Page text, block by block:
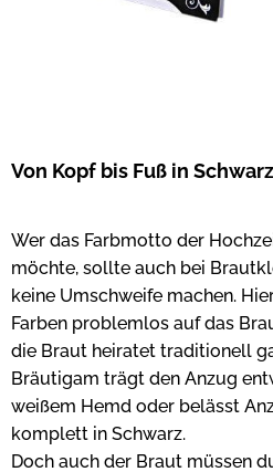
Von Kopf bis Fuß in
Wer das Farbmotto der
möchte, sollte auch bei
keine Umschweife machen.
Farben problemlos auf das
die Braut heiratet traditionell
Bräutigam trägt den Anzug
weißem Hemd oder belässt
komplett in Schwarz.
Doch auch der Braut müssen